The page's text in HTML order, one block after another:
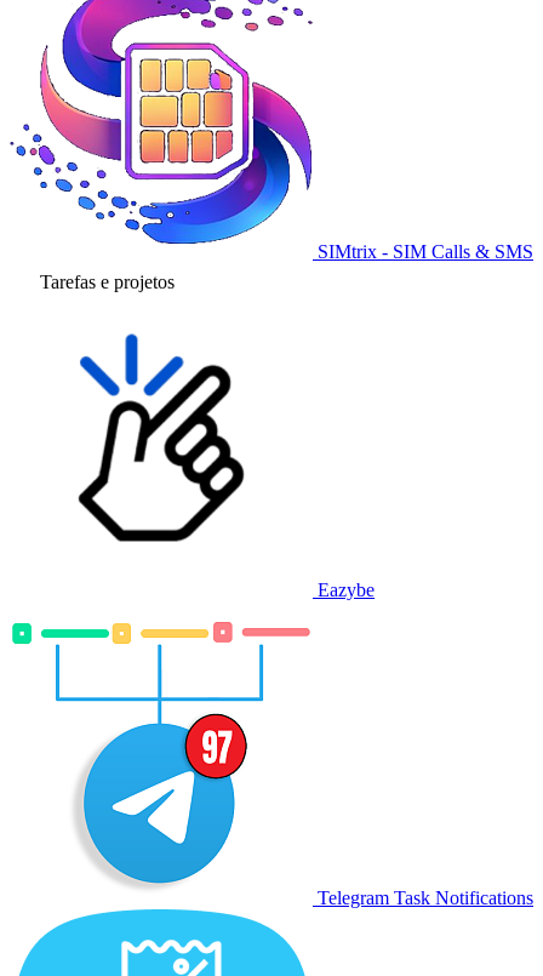
SIMtrix - SIM Calls & SMS
Tarefas e projetos
Eazybe
Telegram Task Notifications